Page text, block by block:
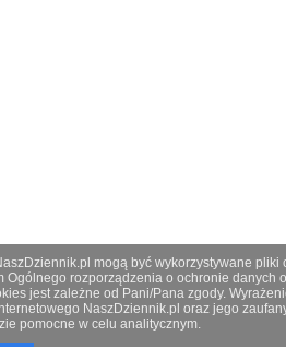
mogą być wykorzystywane
Ogólnego rozporządzenia o ochronie danych
jest zależne od Pani/Pana zgody.
NaszDziennik.pl oraz jego
pomocne w celu analitycznym.